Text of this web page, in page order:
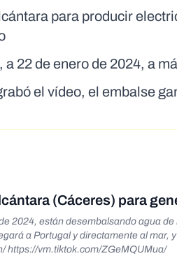
para producir
22 de enero de 2024, a
el vídeo, el embalse
(Cáceres) para
2024, están desembalsando agua
a Portugal y directamente al mar,
https://www.facebook.com/share/r/j8RoQVJPmj6yYfVn/ https://vm.tiktok.com/ZGeMQUMua/